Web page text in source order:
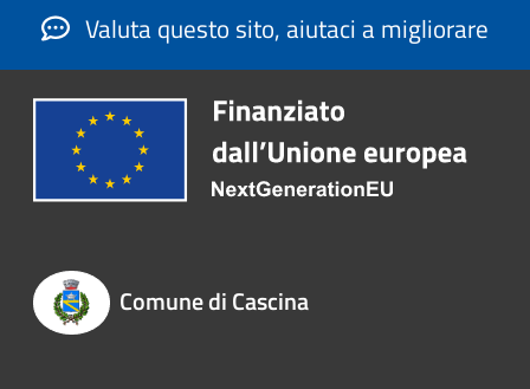
Valuta questo sito, aiutaci a migliorare
Comune di Cascina